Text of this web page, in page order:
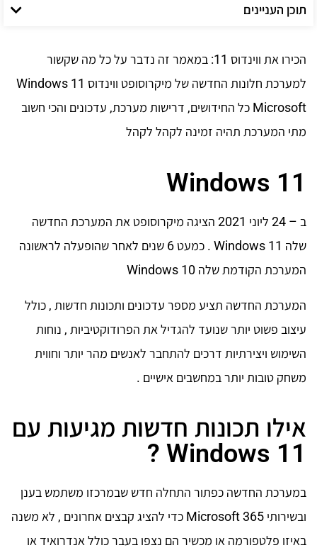
תוכן העניינים
הכירו את ווינדוס 11: במאמר זה נדבר על כל מה שקשור
Microsoft כל החידושים, דרישות מערכת, עדכונים והכי חשוב
מתי המערכת תהיה זמינה לקהל לקהל
Windows 11
ב – 24 ליוני 2021 הציגה מיקרוסופט את המערכת החדשה
שלה Windows 11 . כמעט 6 שנים לאחר שהופעלה לראשונה
המערכת הקודמת שלה Windows 10
המערכת החדשה תציע מספר עדכונים ותכונות חדשות , כולל
עיצוב פשוט יותר שנועד להגדיל את הפרודוקטיביות , נוחות
השימוש ויצירתיות דרכים להתחבר לאנשים מהר יותר וחווית
משחק טובות יותר במחשבים אישיים .
אילו תכונות חדשות מגיעות עם
Windows 11 ?
במערכת החדשה כפתור התחלה חדש שבמרכזו משתמש בענן
ובשירותי Microsoft 365 כדי להציג קבצים אחרונים , לא משנה
באיזו פלטפורמה או מכשיר הם נצפו בעבר כולל אנדרואיד או